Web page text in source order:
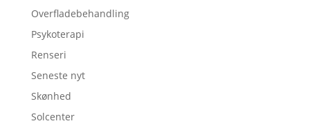
Overfladebehandling
Psykoterapi
Renseri
Seneste nyt
Skønhed
Solcenter